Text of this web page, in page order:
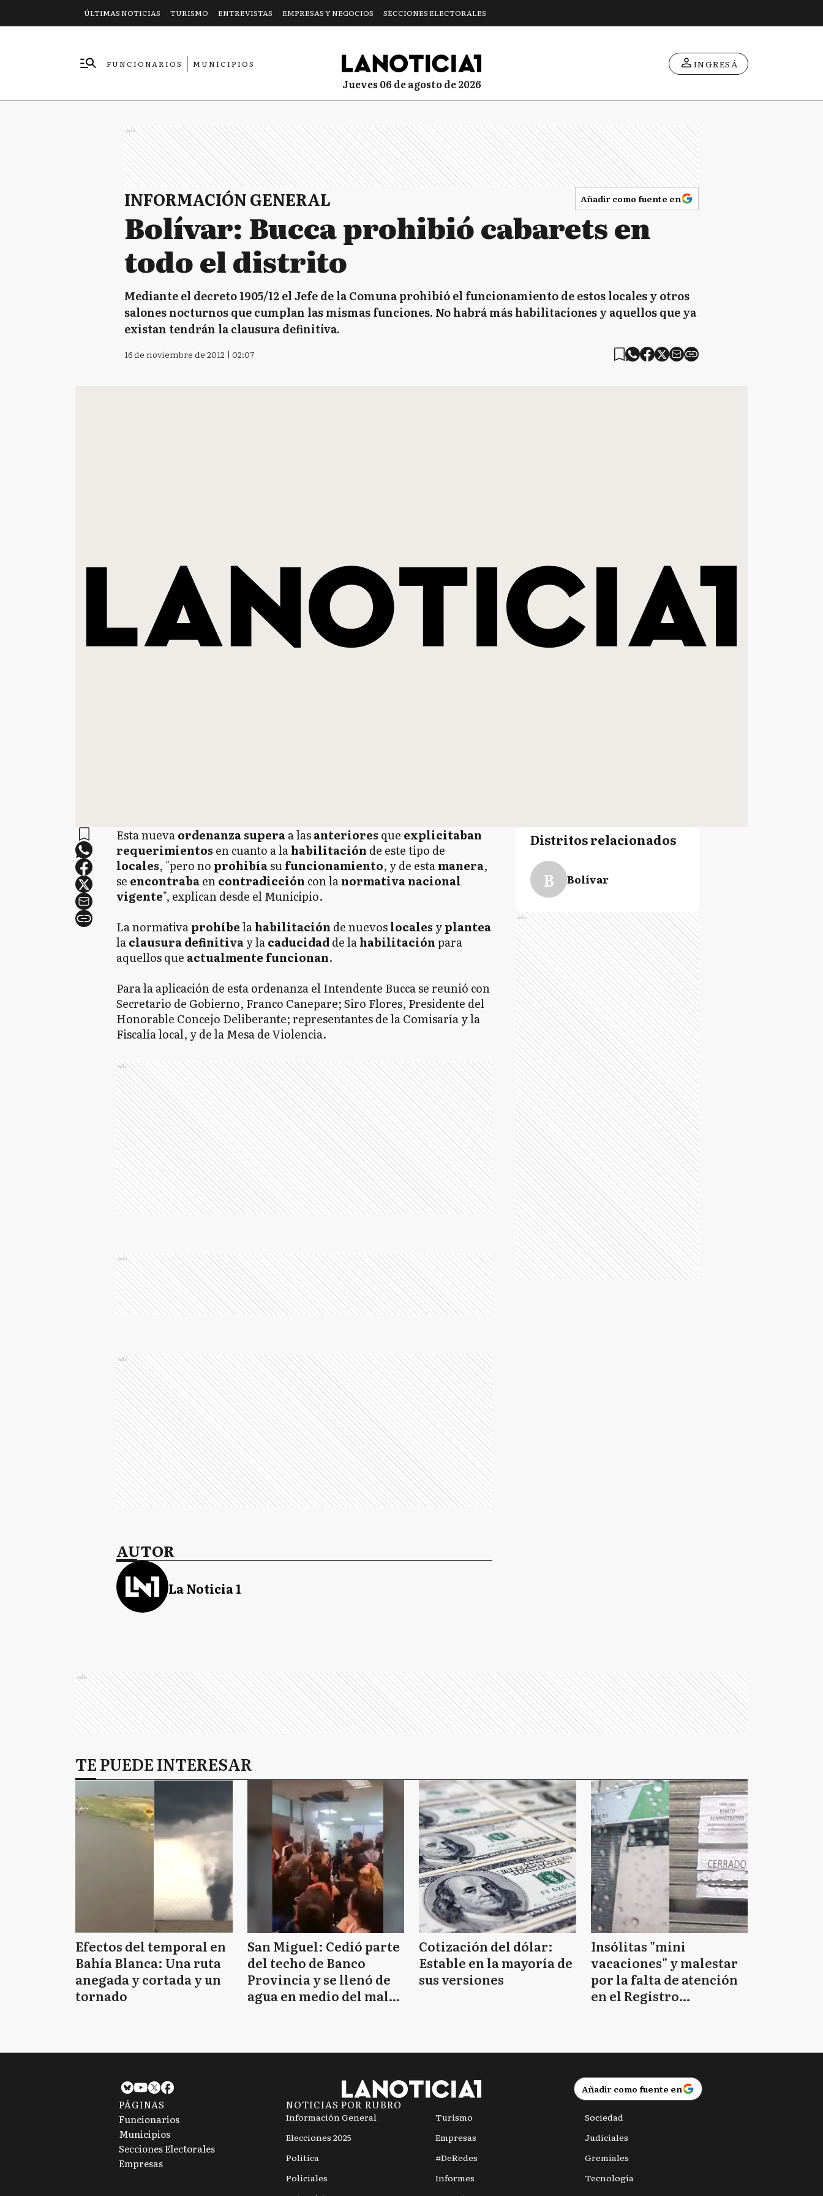
ÚLTIMAS NOTICIAS TURISMO ENTREVISTAS EMPRESAS Y NEGOCIOS SECCIONES ELECTORALES
FUNCIONARIOS
MUNICIPIOS
jueves 06 de agosto de 2026
INGRESÁ
Ads
INFORMACIÓN GENERAL Añadir como fuente en
Bolívar: Bucca prohibió cabarets en
todo el distrito
Mediante el decreto 1905/12 el Jefe de la Comuna prohibió el funcionamiento de estos locales y otros
salones nocturnos que cumplan las mismas funciones. No habrá más habilitaciones y aquellos que ya
existan tendrán la clausura definitiva.
16 de noviembre de 2012 | 02:07
Esta nuevaordenanza superaa lasanteriores que explicitaban
requerimientos en cuanto a lahabilitación de este tipo de
locales, "pero no prohibíasufuncionamiento, y de estamanera,
se encontrabaencontradicción con lanormativa nacional
vigente", explican desde el Municipio.
La normativaprohíbelahabilitación de nuevoslocales yplantea
laclausura definitivay lacaducidadde lahabilitaciónpara
aquellos que actualmente funcionan.
Para la aplicación de esta ordenanza el Intendente Bucca se reunió con
Secretario de Gobierno, Franco Canepare; Siro Flores, Presidente del
Honorable Concejo Deliberante; representantes de la Comisaría y la
Fiscalía local, y de la Mesa de Violencia.
Ads
Ads
Ads
AUTOR
La Noticia 1
Distritos relacionados
B Bolívar
Ads
Ads
TE PUEDE INTERESAR
Efectos del temporal en
Bahía Blanca: Una ruta
anegada y cortada y un
tornado
San Miguel: Cedió parte
del techo de Banco
Provincia y se llenó de
agua en medio del mal
Cotización del dólar:
Estable en la mayoría de
sus versiones
Insólitas "mini
vacaciones" y malestar
por la falta de atención
en el Registro
Añadir como fuente en
PÁGINAS
Funcionarios
Municipios
Secciones Electorales
Empresas
NOTICIAS POR RUBRO
Información General
Elecciones 2025
Política
Policiales
Turismo
Empresas
#DeRedes
Informes
Sociedad
Judiciales
Gremiales
Tecnología